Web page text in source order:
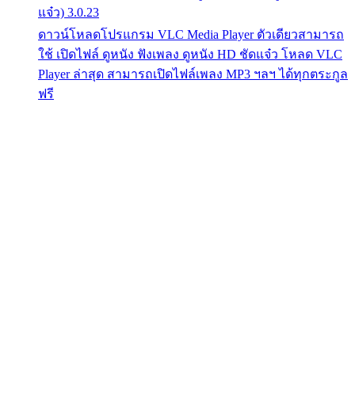
แจ๋ว) 3.0.23
ดาวน์โหลดโปรแกรม VLC Media Player ตัวเดียวสามารถ
ใช้ เปิดไฟล์ ดูหนัง ฟังเพลง ดูหนัง HD ชัดแจ๋ว โหลด VLC
Player ล่าสุด สามารถเปิดไฟล์เพลง MP3 ฯลฯ ได้ทุกตระกูล
ฟรี